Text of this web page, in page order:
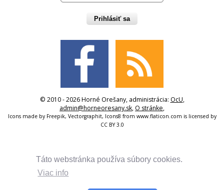
Táto webstránka používa súbory cookies.
Viac info
Prihlásiť sa
© 2010 - 2026 Horné Orešany, administrácia: OcU,
admin@horneoresany.sk, O stránke,
Icons made by Freepik, Vectorgraphit, Icons8 from www.flaticon.com is licensed by
CC BY 3.0